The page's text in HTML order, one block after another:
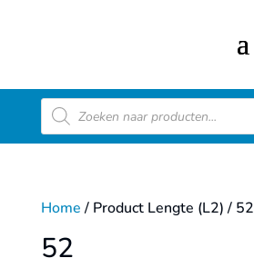
Producten
zoeken
Home/ Product Lengte (L2) / 52
52